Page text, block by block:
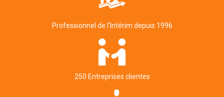
Professionnel de l'Intérim depuis 1996
250 Entreprises clientes